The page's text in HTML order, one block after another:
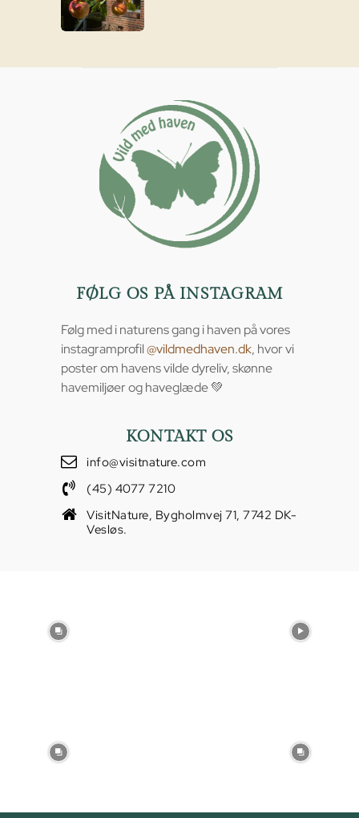
FØLG OS PÅ INSTAGRAM
Følg med i naturens gang i haven på vores
instagramprofil@vildmedhaven.dk, hvor vi
poster om havens vilde dyreliv, skønne
havemiljøer og haveglæde 💚
KONTAKT OS
info@visitnature.com
(45) 4077 7210
VisitNature, Bygholmvej 71, 7742 DK-
Vesløs.